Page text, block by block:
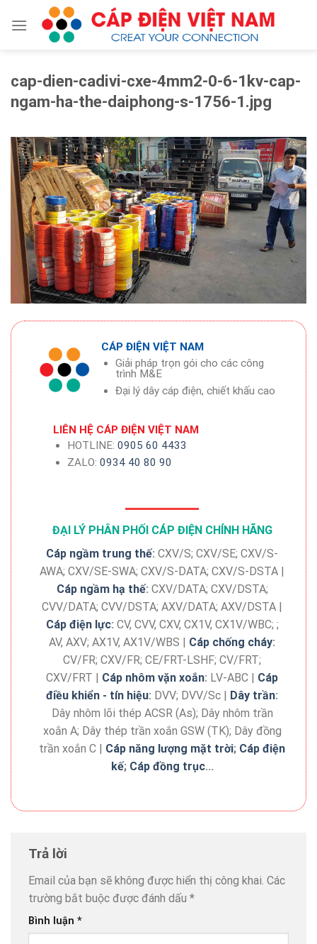
cap-dien-cadivi-cxe-4mm2-0-6-1kv-cap-
ngam-ha-the-daiphong-s-1756-1.jpg
CÁP ĐIỆN VIỆT NAM
Giải pháp trọn gói cho các công
trình M&E
Đại lý dây cáp điện, chiết khấu cao
LIÊN HỆ CÁP ĐIỆN VIỆT NAM
HOTLINE: 0905 60 4433
ZALO: 0934 40 80 90
ĐẠI LÝ PHÂN PHỐI CÁP ĐIỆN CHÍNH HÃNG
Cáp ngầm trung thế: CXV/S; CXV/SE; CXV/S-
AWA; CXV/SE-SWA; CXV/S-DATA; CXV/S-DSTA |
Cáp ngầm hạ thế: CXV/DATA; CXV/DSTA;
CVV/DATA; CVV/DSTA; AXV/DATA; AXV/DSTA |
Cáp điện lực: CV, CVV, CXV, CX1V, CX1V/WBC; ;
AV, AXV; AX1V, AX1V/WBS | Cáp chống cháy:
CV/FR; CXV/FR; CE/FRT-LSHF; CV/FRT;
CXV/FRT | Cáp nhôm vặn xoắn: LV-ABC | Cáp
điều khiển - tín hiệu: DVV; DVV/Sc | Dây trần:
Dây nhôm lõi thép ACSR (As); Dây nhôm trần
xoắn A; Dây thép trần xoắn GSW (TK); Dây đồng
trần xoắn C | Cáp năng lượng mặt trời; Cáp điện
kế; Cáp đồng trục...
Trả lời
Email của bạn sẽ không được hiển thị công khai. Các
trường bắt buộc được đánh dấu *
Bình luận *